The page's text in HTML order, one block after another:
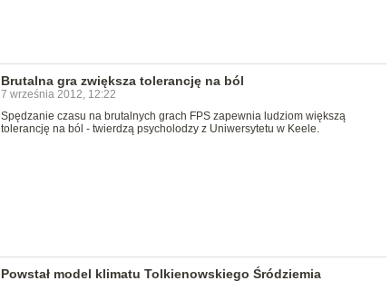
Brutalna gra zwiększa tolerancję na ból
7 września 2012, 12:22
Spędzanie czasu na brutalnych grach FPS zapewnia ludziom większą
tolerancję na ból - twierdzą psycholodzy z Uniwersytetu w Keele.
Powstał model klimatu Tolkienowskiego Śródziemia